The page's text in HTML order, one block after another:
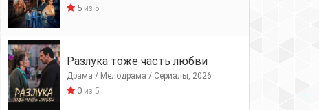
5из 5
Разлука тоже часть любви
Драма / Мелодрама / Сериалы, 2026
0из 5